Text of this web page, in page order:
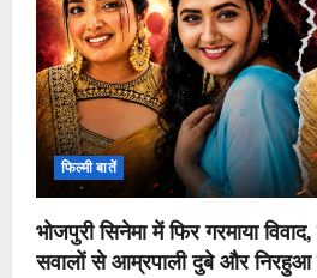
कॉन्फ्रेंस
पर
बांग्लादेश
में
बवाल,
सरकार
ने
लगाया
‘इतिहास
बदलने’
की
कोशिश
का
आरोप
फिल्मी बातें
भोजपुरी सिनेमा में फिर गरमाया
सवालों से आम्रपाली दुबे और निरहुआ